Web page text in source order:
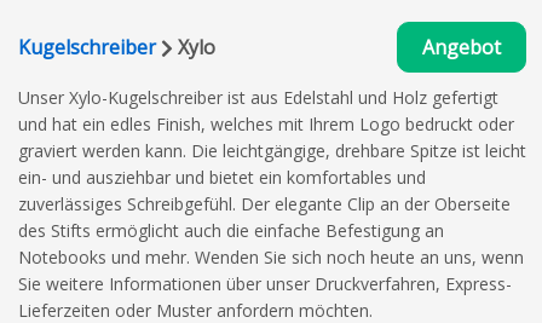
Kugelschreiber Xylo Angebot
Unser Xylo-Kugelschreiber ist aus Edelstahl und Holz gefertigt
und hat ein edles Finish, welches mit Ihrem Logo bedruckt oder
graviert werden kann. Die leichtgängige, drehbare Spitze ist leicht
ein- und ausziehbar und bietet ein komfortables und
zuverlässiges Schreibgefühl. Der elegante Clip an der Oberseite
des Stifts ermöglicht auch die einfache Befestigung an
Notebooks und mehr. Wenden Sie sich noch heute an uns, wenn
Sie weitere Informationen über unser Druckverfahren, Express-
Lieferzeiten oder Muster anfordern möchten.